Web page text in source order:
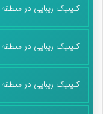
کلینیک زیبایی در منطقه 4
کلینیک زیبایی در منطقه 5
کلینیک زیبایی در منطقه 6